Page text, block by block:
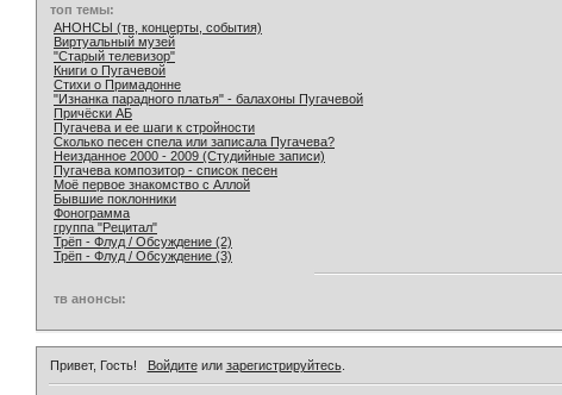
топ темы:
АНОНСЫ (тв, концерты, события)
Виртуальный музей
"Старый телевизор"
Книги о Пугачевой
Стихи о Примадонне
"Изнанка парадного платья" - балахоны Пугачевой
Причёски АБ
Пугачева и ее шаги к стройности
Сколько песен спела или записала Пугачева?
Неизданное 2000 - 2009 (Студийные записи)
Пугачева композитор - список песен
Моё первое знакомство с Аллой
Бывшие поклонники
Фонограмма
группа "Рецитал"
Трёп - Флуд / Обсуждение (2)
Трёп - Флуд / Обсуждение (3)
тв анонсы:
Привет, Гость! Войдитеили зарегистрируйтесь.